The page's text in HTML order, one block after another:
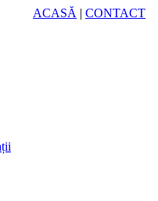
ACASĂ | CONTACT